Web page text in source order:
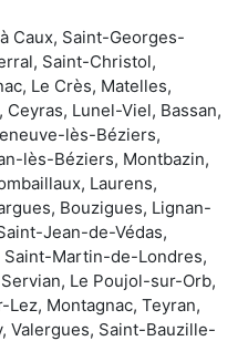
Caux, Saint-Georges-
Saint-Christol,
Le Crès, Matelles,
Lunel-Viel, Bassan,
lès-Béziers,
lès-Béziers, Montbazin,
Laurens,
Bouzigues, Lignan-
Jean-de-Védas,
Saint-Martin-de-Londres,
Le Poujol-sur-Orb,
Montagnac, Teyran,
Valergues, Saint-Bauzille-